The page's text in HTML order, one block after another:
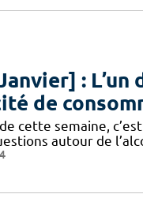
: L’un
de
cette semaine,
autour de